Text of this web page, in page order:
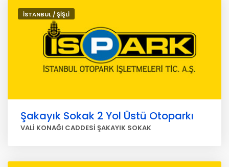
İSTANBUL / ŞİŞLİ
Şakayık Sokak 2 Yol Üstü Otoparkı
VALİ KONAĞI CADDESİ ŞAKAYIK SOKAK